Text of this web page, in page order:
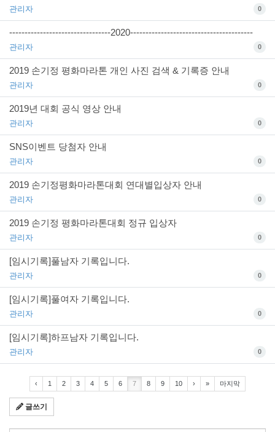
관리자 0
---------------------------------2020----------------------------------------
관리자 0
2019 손기정 평화마라톤 개인 사진 검색 & 기록증 안내
관리자 0
2019년 대회 공식 영상 안내
관리자 0
SNS이벤트 당첨자 안내
관리자 0
2019 손기정평화마라톤대회 연대별입상자 안내
관리자 0
2019 손기정 평화마라톤대회 정규 입상자
관리자 0
[임시기록]풀남자 기록입니다.
관리자 0
[임시기록]풀여자 기록입니다.
관리자 0
[임시기록]하프남자 기록입니다.
관리자 0
‹ 1 2 3 4 5 6 7 8 9 10 › » 마지막
글쓰기